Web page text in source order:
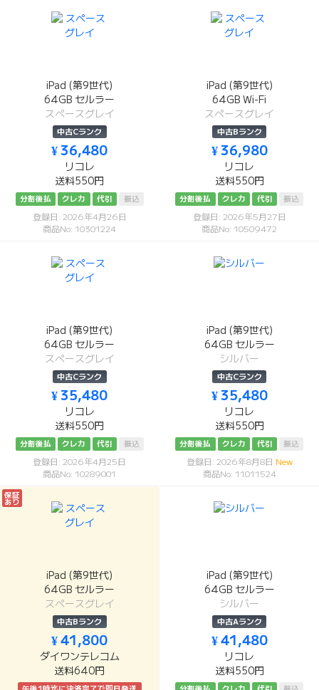
iPad (第9世代)
64GB セルラー
スペースグレイ
中古Cランク
¥ 36,480
リコレ
送料550円
分割後払 クレカ 代引 振込
登録日: 2026年4月26日
商品No: 10301224
iPad (第9世代)
64GB Wi-Fi
スペースグレイ
中古Bランク
¥ 36,980
リコレ
送料550円
分割後払 クレカ 代引 振込
登録日: 2026年5月27日
商品No: 10509472
iPad (第9世代)
64GB セルラー
スペースグレイ
中古Cランク
¥ 35,480
リコレ
送料550円
分割後払 クレカ 代引 振込
登録日: 2026年4月25日
商品No: 10289001
iPad (第9世代)
64GB セルラー
シルバー
中古Cランク
¥ 35,480
リコレ
送料550円
分割後払 クレカ 代引 振込
登録日: 2026年8月8日 New
商品No: 11011524
保証
あり
iPad (第9世代)
64GB セルラー
スペースグレイ
中古Bランク
¥ 41,800
ダイワンテレコム
送料640円
iPad (第9世代)
64GB セルラー
シルバー
中古Aランク
¥ 41,480
リコレ
送料550円